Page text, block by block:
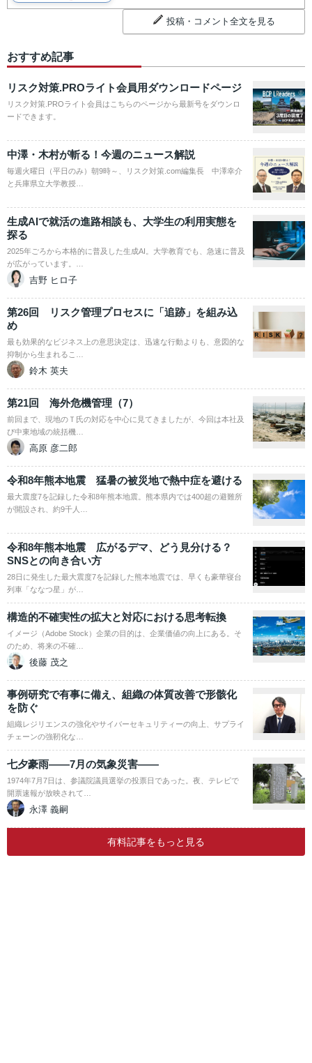
投稿・コメント全文を見る
おすすめ記事
リスク対策.PROライト会員用ダウンロードページ
リスク対策.PROライト会員はこちらのページから最新号をダウンロ
ードできます。
中澤・木村が斬る！今週のニュース解説
毎週火曜日（平日のみ）朝9時～、リスク対策.com編集長 中澤幸介
と兵庫県立大学教授…
生成AIで就活の進路相談も、大学生の利用実態を
探る
2025年ごろから本格的に普及した生成AI。大学教育でも、急速に普及
が広がっています。…
吉野 ヒロ子
第26回 リスク管理プロセスに「追跡」を組み込
め
最も効果的なビジネス上の意思決定は、迅速な行動よりも、意図的な
抑制から生まれるこ…
鈴木 英夫
第21回 海外危機管理（7）
前回まで、現地のＴ氏の対応を中心に見てきましたが、今回は本社及
び中東地域の統括機…
高原 彦二郎
令和8年熊本地震 猛暑の被災地で熱中症を避ける
最大震度7を記録した令和8年熊本地震。熊本県内では400超の避難所
が開設され、約9千人…
令和8年熊本地震 広がるデマ、どう見分ける？
SNSとの向き合い方
28日に発生した最大震度7を記録した熊本地震では、早くも豪華寝台
列車「ななつ星」が…
構造的不確実性の拡大と対応における思考転換
イメージ（Adobe Stock）企業の目的は、企業価値の向上にある。そ
のため、将来の不確…
後藤 茂之
事例研究で有事に備え、組織の体質改善で形骸化
を防ぐ
組織レジリエンスの強化やサイバーセキュリティーの向上、サプライ
チェーンの強靭化な…
七夕豪雨――7月の気象災害――
1974年7月7日は、参議院議員選挙の投票日であった。夜、テレビで
開票速報が放映されて…
永澤 義嗣
有料記事をもっと見る